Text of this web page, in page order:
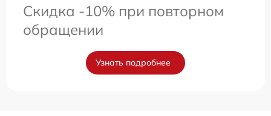
Скидка -10% при повторном
обращении
Узнать подробнее